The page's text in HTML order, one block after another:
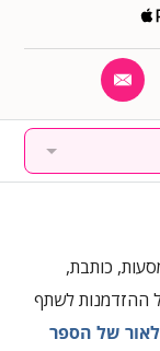
כותבת,
ההזדמנות לשתף
של הספר